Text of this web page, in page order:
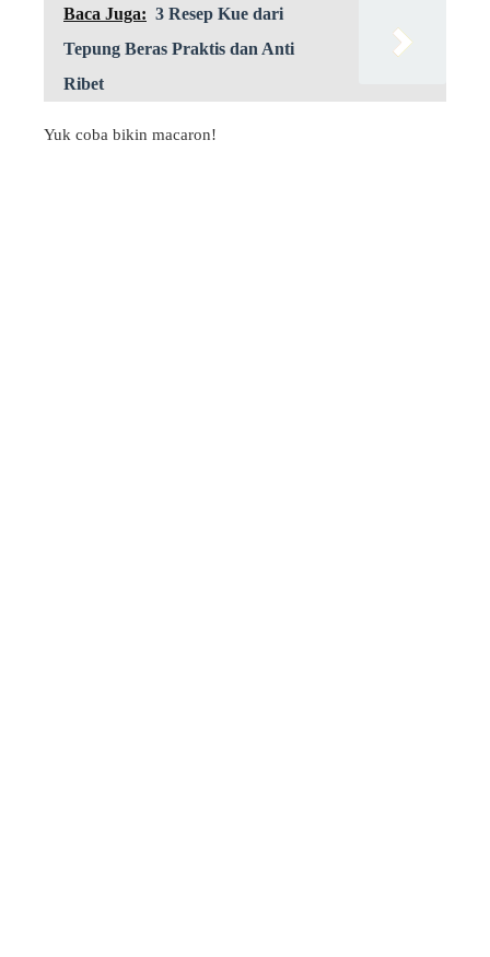
Baca Juga: 3 Resep Kue dari
Tepung Beras Praktis dan Anti
Ribet
Yuk coba bikin macaron!